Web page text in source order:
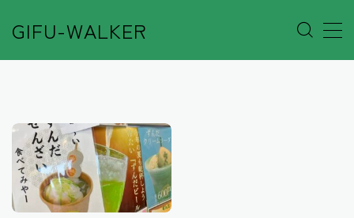
GIFU-WALKER
MENU
Café&Rest.
Event